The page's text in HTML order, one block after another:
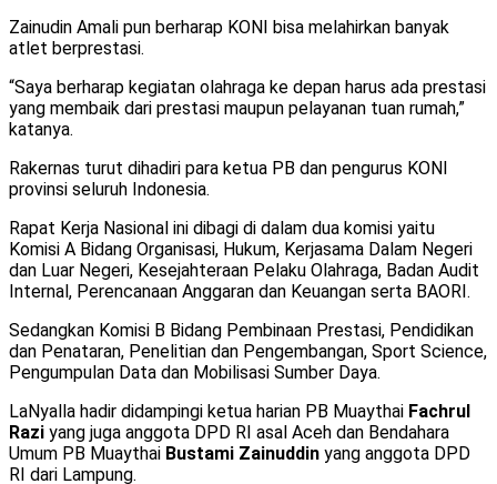
Zainudin Amali pun berharap KONI bisa melahirkan banyak
atlet berprestasi.
“Saya berharap kegiatan olahraga ke depan harus ada prestasi
yang membaik dari prestasi maupun pelayanan tuan rumah,”
katanya.
Rakernas turut dihadiri para ketua PB dan pengurus KONI
provinsi seluruh Indonesia.
Rapat Kerja Nasional ini dibagi di dalam dua komisi yaitu
Komisi A Bidang Organisasi, Hukum, Kerjasama Dalam Negeri
dan Luar Negeri, Kesejahteraan Pelaku Olahraga, Badan Audit
Internal, Perencanaan Anggaran dan Keuangan serta BAORI.
Sedangkan Komisi B Bidang Pembinaan Prestasi, Pendidikan
dan Penataran, Penelitian dan Pengembangan, Sport Science,
Pengumpulan Data dan Mobilisasi Sumber Daya.
LaNyalla hadir didampingi ketua harian PB Muaythai Fachrul
Razi yang juga anggota DPD RI asal Aceh dan Bendahara
Umum PB Muaythai Bustami Zainuddin yang anggota DPD
RI dari Lampung.